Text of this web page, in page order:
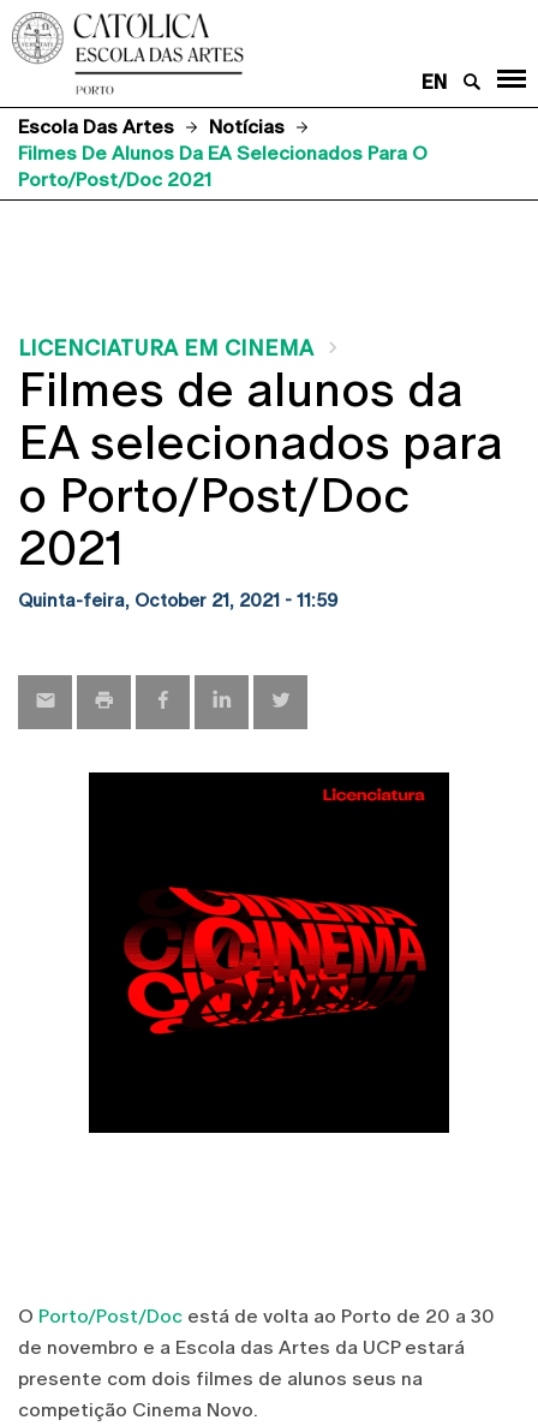
EN
Escola Das Artes
Notícias
Filmes De Alunos Da EA Selecionados Para O
Porto/Post/Doc 2021
LICENCIATURA EM CINEMA
Filmes de alunos da
EA selecionados para
o Porto/Post/Doc
2021
Quinta-feira, October 21, 2021 - 11:59
O Porto/Post/Doc está de volta ao Porto de 20 a 30
de novembro e a Escola das Artes da UCP estará
presente com dois filmes de alunos seus na
competição Cinema Novo.